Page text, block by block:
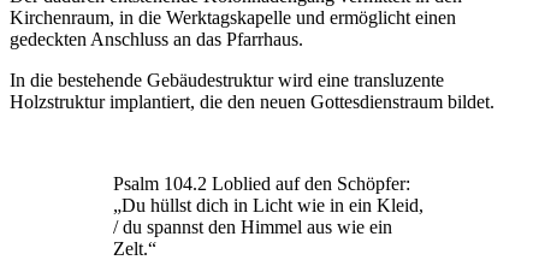
Kirchenraum, in die Werktagskapelle und ermöglicht einen
gedeckten Anschluss an das Pfarrhaus.
In die bestehende Gebäudestruktur wird eine transluzente
Holzstruktur implantiert, die den neuen Gottesdienstraum bildet.
Psalm 104.2 Loblied auf den Schöpfer:
„Du hüllst dich in Licht wie in ein Kleid,
/ du spannst den Himmel aus wie ein
Zelt.“